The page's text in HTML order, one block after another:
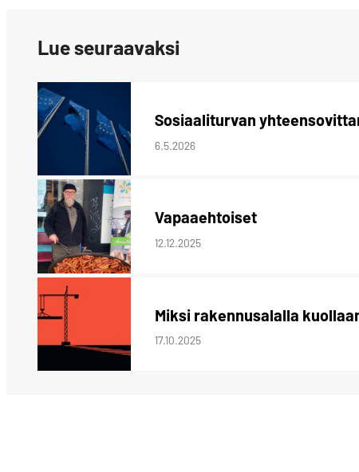
Lue seuraavaksi
Sosiaaliturvan
6.5.2026
Vapaaehtoiset
12.12.2025
Miksi rakennusalalla
17.10.2025